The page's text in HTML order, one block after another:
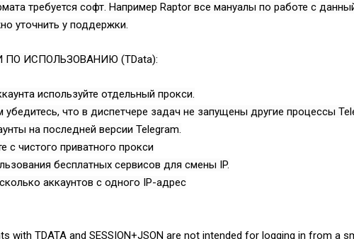
требуется софт. Например Raptor все мануалы по работе с
уточнить у поддержки.
ИСПОЛЬЗОВАНИЮ (TData):
используйте отдельный прокси.
убедитесь, что в диспетчере задач не запущены другие процессы
на последней версии Telegram.
с чистого приватного прокси
бесплатных сервисов для смены IP.
аккаунтов с одного IP-адрес
with TDATA and SESSION+JSON are not intended for logging in from a
в корзине
(без скидок)
Руб.